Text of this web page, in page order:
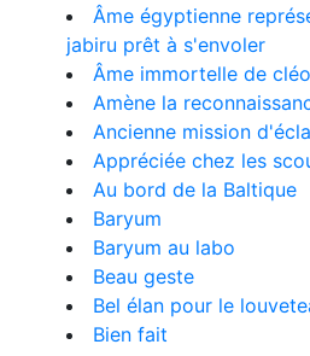
Âme égyptienne
jabiru prêt à s'envoler
Âme immortelle de
Amène la
Ancienne mission
Appréciée chez les
Au bord de la Baltique
Baryum
Baryum au labo
Beau geste
Bel élan pour le
Bien fait